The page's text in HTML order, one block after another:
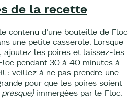
de la recette
contenu d’une bouteille de Floc
une petite casserole. Lorsque
ajoutez les poires et laissez-les
pendant 30 à 40 minutes à
: veillez à ne pas prendre une
pour que les poires soient
presque)immergées par le Floc.